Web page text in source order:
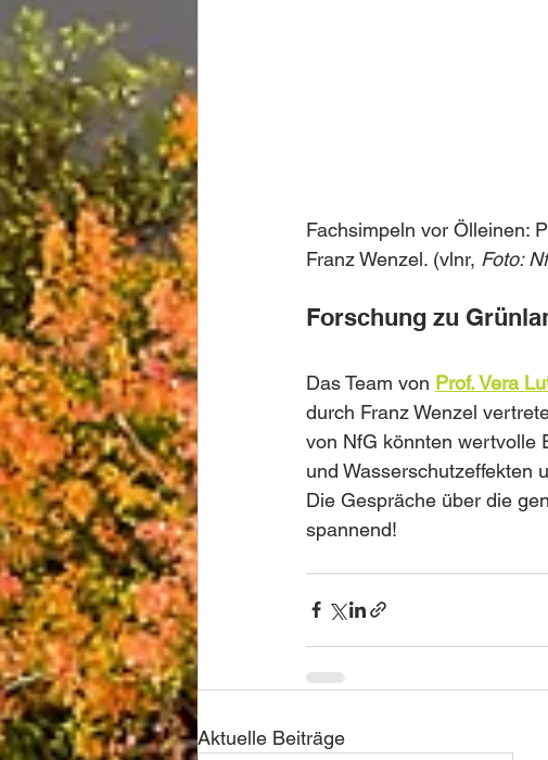
Fachsimpeln vor Ölleinen:
Franz Wenzel. (vlnr, Foto:
Forschung zu
Das Team von Prof. Vera
durch Franz Wenzel
von NfG könnten wertvolle
und Wasserschutzeffekten
Die Gespräche über die
spannend!
Aktuelle Beiträge